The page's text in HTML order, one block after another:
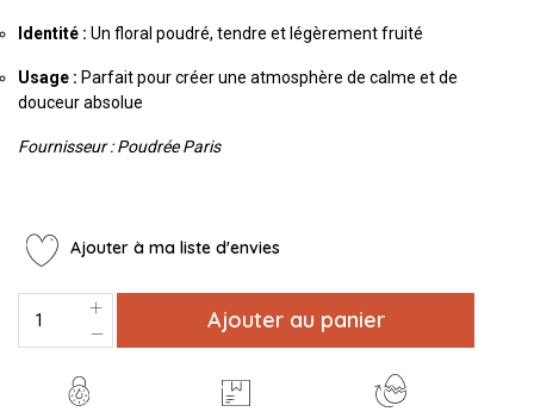
Identité : Un floral poudré, tendre et légèrement fruité
Usage : Parfait pour créer une atmosphère de calme et de
douceur absolue
Fournisseur : Poudrée Paris
Ajouter à ma liste d'envies
Ajouter au panier